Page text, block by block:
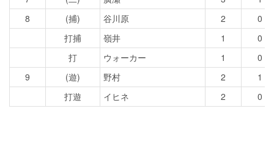
8
(捕) 谷川原 2
0
打捕
嶺井 1
0
打
ウォーカー 1
0
9
(遊) 野村 2
1
打遊
イヒネ 2 0